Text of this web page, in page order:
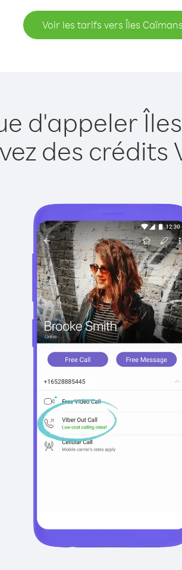
Voir les tarifs vers Îles Caïmans
d'appeler
des crédits